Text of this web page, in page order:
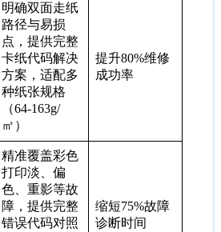
明确双面走纸
路径与易损
点，提供完整
卡纸代码解决
方案，适配多
种纸张规格
（64-163g/
㎡）
提升80%维修
成功率
精准覆盖彩色
打印淡、偏
色、重影等故
障，提供完整
错误代码对照
缩短75%故障
诊断时间